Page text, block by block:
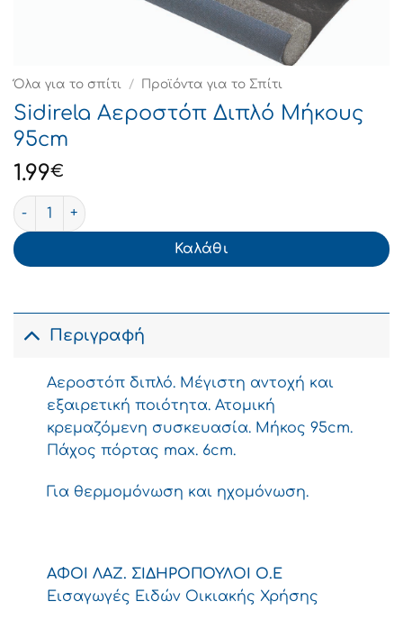
Όλα για το σπίτι / Προϊόντα για το Σπίτι
Sidirela Αεροστόπ Διπλό Μήκους
95cm
1.99€
Sidirela Αεροστόπ Διπλό Μήκους 95cm ποσότητα
Καλάθι
Περιγραφή
Αεροστόπ διπλό. Μέγιστη αντοχή και
εξαιρετική ποιότητα. Ατομική
κρεμαζόμενη συσκευασία. Μήκος 95cm.
Πάχος πόρτας max. 6cm.
Για θερμομόνωση και ηχομόνωση.
ΑΦΟΙ ΛΑΖ. ΣΙΔΗΡΟΠΟΥΛΟΙ Ο.Ε
Εισαγωγές Ειδών Οικιακής Χρήσης